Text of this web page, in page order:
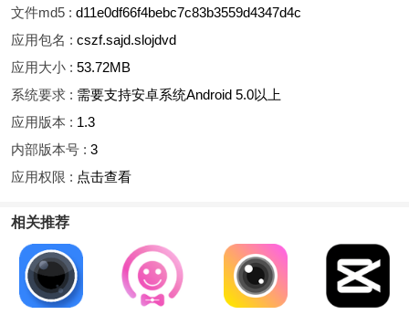
文件md5 : d11e0df66f4bebc7c83b3559d4347d4c
应用包名 : cszf.sajd.slojdvd
应用大小 : 53.72MB
系统要求 : 需要支持安卓系统Android 5.0以上
应用版本 : 1.3
内部版本号 : 3
应用权限 : 点击查看
相关推荐